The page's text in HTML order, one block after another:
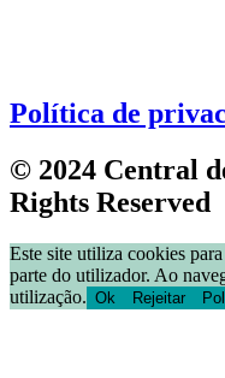
Política de
© 2024 Central
Rights Reserved
Este site utiliza cookies
parte do utilizador. Ao
utilização. Ok Rejeitar